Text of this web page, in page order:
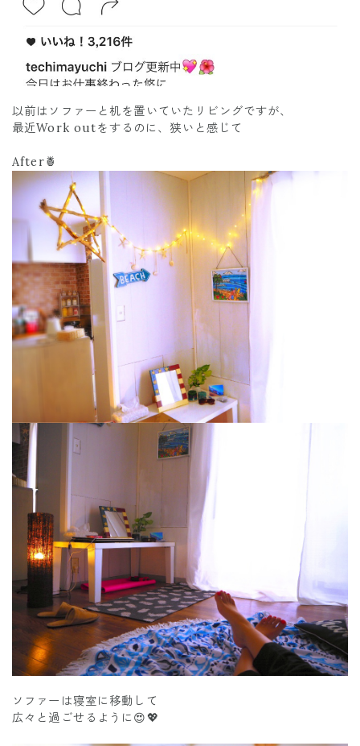
以前はソファーと机を置いていたリビングですが、
最近Work outをするのに、狭いと感じて
After🍍
ソファーは寝室に移動して
広々と過ごせるように😍💖